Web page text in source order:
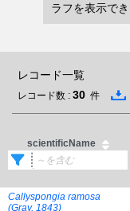
ラフを表示でき
レコード一覧
レコード数 : 30 件
scientificName
Callyspongia ramosa
(Gray, 1843)